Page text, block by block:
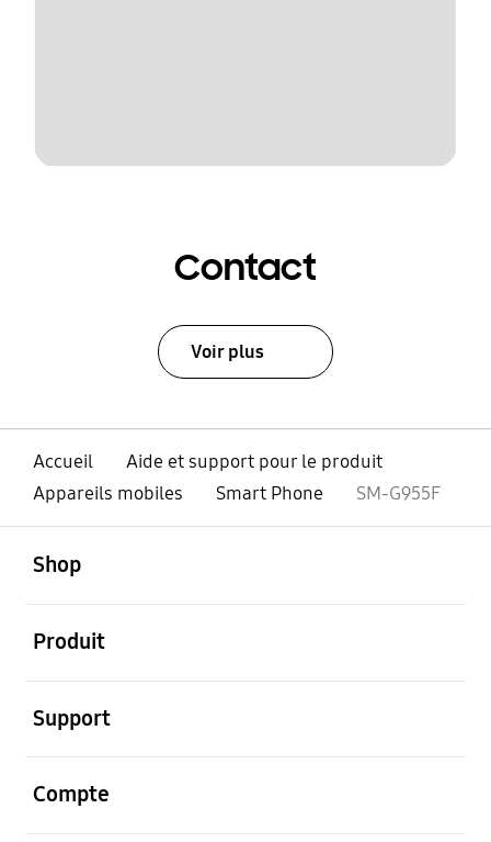
Contact
Voir plus
Accueil
Aide et support pour le produit
Appareils mobiles
Smart Phone SM-G955F
Shop
Produit
Support
Compte